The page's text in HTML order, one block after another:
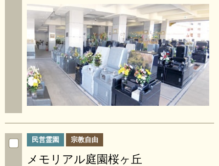
民営霊園 宗教自由
メモリアル庭園桜ヶ丘